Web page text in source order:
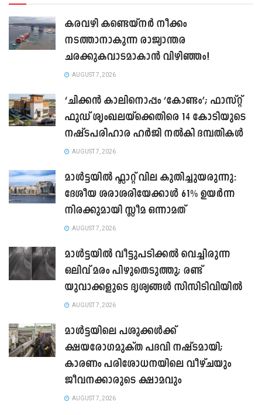
കരവഴി കണ്ടെയ്നർ നീക്കം
നടത്താനാകുന്ന രാജ്യാന്തര
ചരക്കുകവാടമാകാൻ വിഴിഞ്ഞം!
AUGUST 7, 2026
‘ചിക്കൻ കാലിനൊപ്പം ‘കോണ്ടം’; ഫാസ്റ്റ്
ഫുഡ് ശൃംഖലയ്ക്കെതിരെ 14 കോടിയുടെ
നഷ്ടപരിഹാര ഹർജി നൽകി ദമ്പതികൾ
AUGUST 7, 2026
മാൾട്ടയിൽ ഫ്ലാറ്റ് വില കുതിച്ചുയരുന്നു:
ദേശീയ ശരാശരിയേക്കാൾ 61% ഉയർന്ന
നിരക്കുമായി സ്ലീമ ഒന്നാമത്
AUGUST 7, 2026
മാൾട്ടയിൽ വീട്ടുപടിക്കൽ വെച്ചിരുന്ന
ഒലിവ് മരം പിഴുതെടുത്തു; രണ്ട്
യുവാക്കളുടെ ദൃശ്യങ്ങൾ സിസിടിവിയിൽ
AUGUST 7, 2026
മാൾട്ടയിലെ പശുക്കൾക്ക്
ക്ഷയരോഗമുക്ത പദവി നഷ്ടമായി;
കാരണം പരിശോധനയിലെ വീഴ്ചയും
ജീവനക്കാരുടെ ക്ഷാമവും
AUGUST 7, 2026